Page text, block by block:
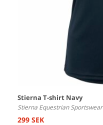
Stierna T-shirt Navy
Stierna Equestrian Sportswear
299 SEK